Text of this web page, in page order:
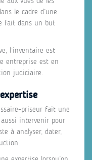
le cadre d’une
fait dans un but
l’inventaire est
entreprise est en
judiciaire.
priseur fait une
intervenir pour
à analyser, dater,